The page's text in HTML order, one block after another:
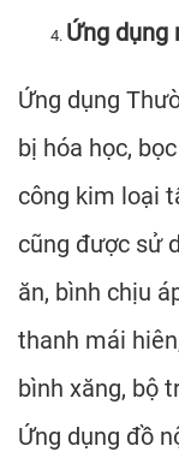
Ứng
Ứng dụng
bị hóa học,
công kim loại
cũng được sử
ăn, bình chịu
thanh mái
bình xăng, bộ
Ứng dụng đồ